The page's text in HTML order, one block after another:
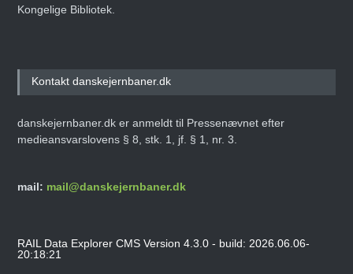
Kongelige Bibliotek.
Kontakt danskejernbaner.dk
danskejernbaner.dk er anmeldt til Pressenævnet efter
medieansvarslovens § 8, stk. 1, jf. § 1, nr. 3.
mail: mail@danskejernbaner.dk
RAIL Data Explorer CMS Version 4.3.0 - build: 2026.06.06-
20:18:21